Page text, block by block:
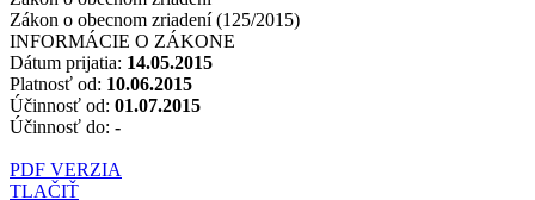
Zákon o obecnom zriadení (125/2015)
INFORMÁCIE O ZÁKONE
Dátum prijatia: 14.05.2015
Platnosť od: 10.06.2015
Účinnosť od: 01.07.2015
Účinnosť do: -
PDF VERZIA
TLAČIŤ